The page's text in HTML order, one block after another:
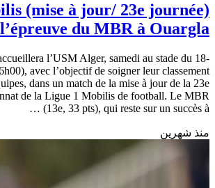
(mise à jour/ 23e journée)
du MBR à Ouargla
l’USM Alger, samedi au stade du 18-
avec l’objectif de soigner leur classement
dans un match de la mise à jour de la 23e
de la Ligue 1 Mobilis de football. Le MBR
(13e, 33 pts), qui reste sur un succès à …
منذ شهرين